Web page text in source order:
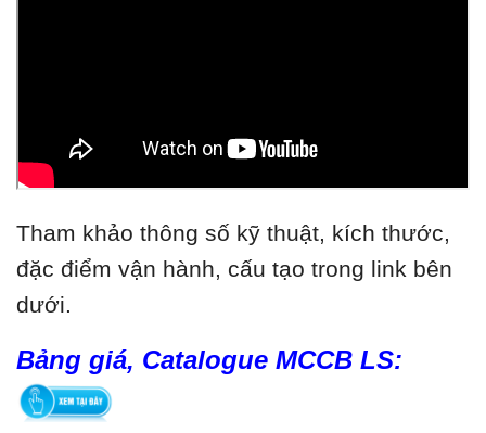
Tham khảo thông số kỹ thuật, kích thước,
đặc điểm vận hành, cấu tạo trong link bên
dưới.
Bảng giá, Catalogue MCCB LS: